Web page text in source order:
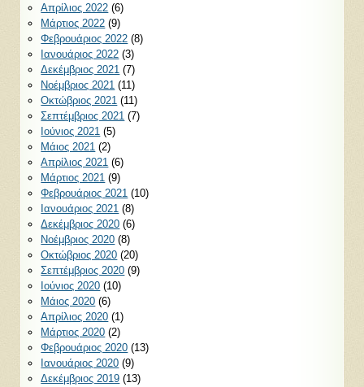
Απρίλιος 2022 (6)
Μάρτιος 2022 (9)
Φεβρουάριος 2022 (8)
Ιανουάριος 2022 (3)
Δεκέμβριος 2021 (7)
Νοέμβριος 2021 (11)
Οκτώβριος 2021 (11)
Σεπτέμβριος 2021 (7)
Ιούνιος 2021 (5)
Μάιος 2021 (2)
Απρίλιος 2021 (6)
Μάρτιος 2021 (9)
Φεβρουάριος 2021 (10)
Ιανουάριος 2021 (8)
Δεκέμβριος 2020 (6)
Νοέμβριος 2020 (8)
Οκτώβριος 2020 (20)
Σεπτέμβριος 2020 (9)
Ιούνιος 2020 (10)
Μάιος 2020 (6)
Απρίλιος 2020 (1)
Μάρτιος 2020 (2)
Φεβρουάριος 2020 (13)
Ιανουάριος 2020 (9)
Δεκέμβριος 2019 (13)